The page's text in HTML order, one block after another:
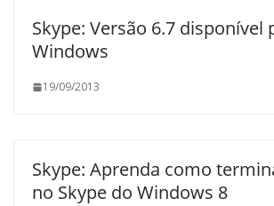
Skype: Versão 6.7 disponível
Windows
19/09/2013
Skype: Aprenda como
no Skype do Windows 8